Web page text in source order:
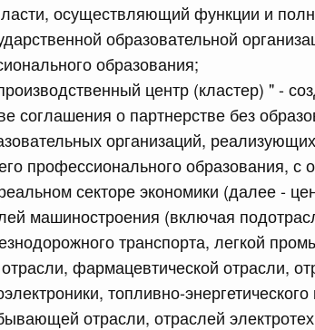
осуществляющий функции и
образовательной
образования;
центр (кластер) " -
соглашения о партнерстве без
организаций,
профессионального образования, с
секторе экономики (далее -
машиностроения (включая
транспорта, легкой
фармацевтической отрасли,
топливно-
отрасли, отраслей
Российской Федерации от 27 апреля 2024
Федерации от 18.07.2026 г. № 904
Федерации от 18.07.2026 г. № 909
Российской Федерации от 17 февраля
Федерации от 18.07.2026 г. № 908